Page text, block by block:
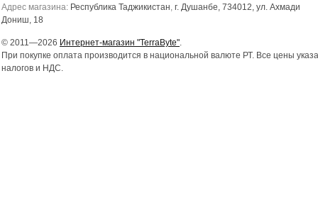
Адрес магазина: Республика Таджикистан, г. Душанбе, 734012, ул. Ахмади
Дониш, 18
© 2011—2026 Интернет-магазин "TerraByte".
При покупке оплата производится в национальной валюте РТ. Все цены
налогов и НДС.